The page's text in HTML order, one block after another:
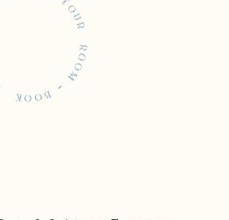
Buchen